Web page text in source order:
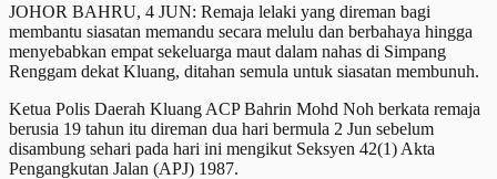
JOHOR BAHRU, 4 JUN: Remaja lelaki yang direman bagi
membantu siasatan memandu secara melulu dan berbahaya hingga
menyebabkan empat sekeluarga maut dalam nahas di Simpang
Renggam dekat Kluang, ditahan semula untuk siasatan membunuh.
Ketua Polis Daerah Kluang ACP Bahrin Mohd Noh berkata remaja
berusia 19 tahun itu direman dua hari bermula 2 Jun sebelum
disambung sehari pada hari ini mengikut Seksyen 42(1) Akta
Pengangkutan Jalan (APJ) 1987.